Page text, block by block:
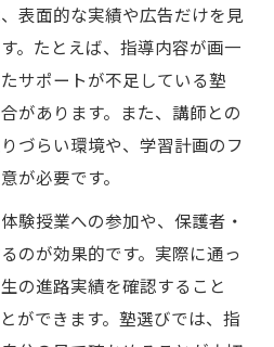
表面的な実績や広告だけを見
。たとえば、指導内容が画一
サポートが不足している塾
があります。また、講師との
づらい環境や、学習計画のフ
が必要です。
験授業への参加や、保護者・
のが効果的です。実際に通っ
の進路実績を確認すること
ができます。塾選びでは、指